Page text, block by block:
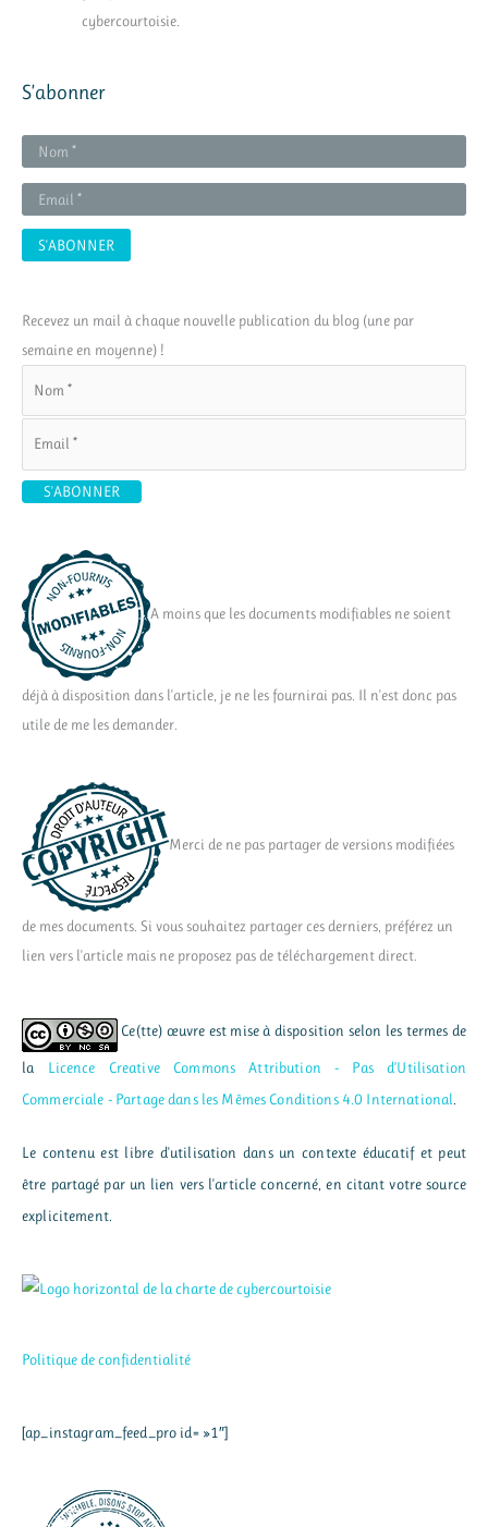
cybercourtoisie.
S’abonner
Recevez un mail à chaque nouvelle publication du blog (une par
semaine en moyenne) !
A moins que les documents modifiables ne soient
déjà à disposition dans l'article, je ne les fournirai pas. Il n'est donc pas
utile de me les demander.
Merci de ne pas partager de versions modifiées
de mes documents. Si vous souhaitez partager ces derniers, préférez un
lien vers l'article mais ne proposez pas de téléchargement direct.
Ce(tte) œuvre est mise à disposition selon les termes de
la Licence Creative Commons Attribution - Pas d’Utilisation
Commerciale - Partage dans les Mêmes Conditions 4.0 International
Le contenu est libre d'utilisation dans un contexte éducatif et peut
être partagé par un lien vers l'article concerné, en citant votre source
explicitement.
Politique de confidentialité
[ap_instagram_feed_pro id= »1″]